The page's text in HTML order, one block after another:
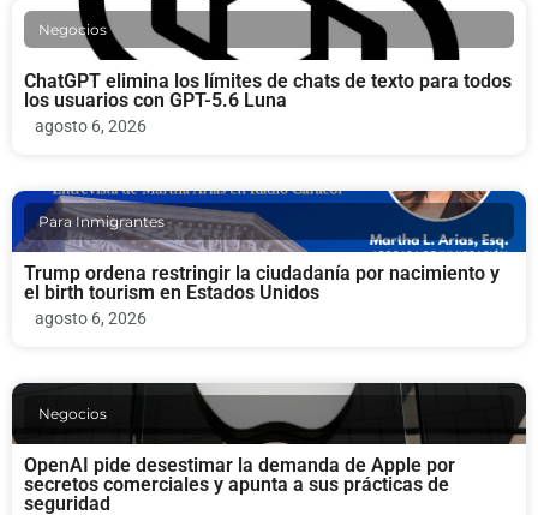
Negocios
ChatGPT elimina los límites de chats de texto para todos
los usuarios con GPT-5.6 Luna
agosto 6, 2026
Para Inmigrantes
Trump ordena restringir la ciudadanía por nacimiento y
el birth tourism en Estados Unidos
agosto 6, 2026
Negocios
OpenAI pide desestimar la demanda de Apple por
secretos comerciales y apunta a sus prácticas de
seguridad